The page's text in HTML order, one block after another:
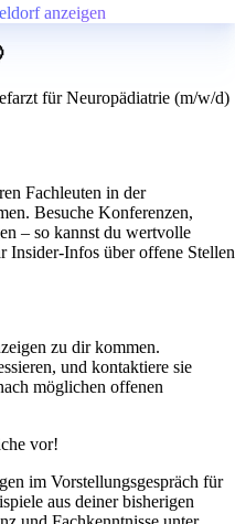
anzeigen
für Neuropädiatrie (m/w/d)
Fachleuten in der
Besuche Konferenzen,
– so kannst du wertvolle
Insider-Infos über offene Stellen
zu dir kommen.
und kontaktiere sie
möglichen offenen
vor!
im Vorstellungsgespräch für
aus deiner bisherigen